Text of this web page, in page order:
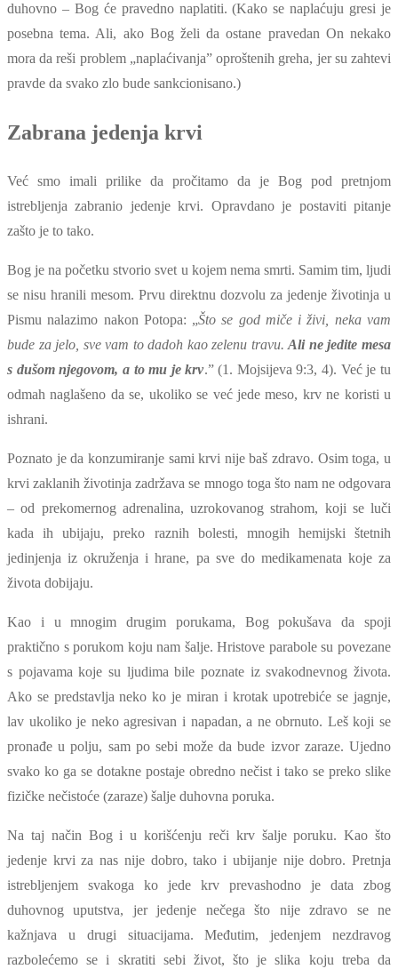
duhovno – Bog će pravedno naplatiti. (Kako se naplaćuju gresi je
posebna tema. Ali, ako Bog želi da ostane pravedan On nekako
mora da reši problem „naplaćivanja” oproštenih greha, jer su zahtevi
pravde da svako zlo bude sankcionisano.)
Zabrana jedenja krvi
Već smo imali prilike da pročitamo da je Bog pod pretnjom
istrebljenja zabranio jedenje krvi. Opravdano je postaviti pitanje
zašto je to tako.
Bog je na početku stvorio svet u kojem nema smrti. Samim tim, ljudi
se nisu hranili mesom. Prvu direktnu dozvolu za jedenje životinja u
Pismu nalazimo nakon Potopa: „Što se god miče i živi, neka vam
bude za jelo, sve vam to dadoh kao zelenu travu.Ali ne jedite mesa
s dušom njegovom, a to mu je krv.” (1. Mojsijeva 9:3, 4). Već je tu
odmah naglašeno da se, ukoliko se već jede meso, krv ne koristi u
ishrani.
Poznato je da konzumiranje sami krvi nije baš zdravo. Osim toga, u
krvi zaklanih životinja zadržava se mnogo toga što nam ne odgovara
– od prekomernog adrenalina, uzrokovanog strahom, koji se luči
kada ih ubijaju, preko raznih bolesti, mnogih hemijski štetnih
jedinjenja iz okruženja i hrane, pa sve do medikamenata koje za
života dobijaju.
Kao i u mnogim drugim porukama, Bog pokušava da spoji
praktično s porukom koju nam šalje. Hristove parabole su povezane
s pojavama koje su ljudima bile poznate iz svakodnevnog života.
Ako se predstavlja neko ko je miran i krotak upotrebiće se jagnje,
lav ukoliko je neko agresivan i napadan, a ne obrnuto. Leš koji se
pronađe u polju, sam po sebi može da bude izvor zaraze. Ujedno
svako ko ga se dotakne postaje obredno nečist i tako se preko slike
fizičke nečistoće (zaraze) šalje duhovna poruka.
Na taj način Bog i u korišćenju reči krv šalje poruku. Kao što
jedenje krvi za nas nije dobro, tako i ubijanje nije dobro. Pretnja
istrebljenjem svakoga ko jede krv prevashodno je data zbog
duhovnog uputstva, jer jedenje nečega što nije zdravo se ne
kažnjava u drugi situacijama. Međutim, jedenjem nezdravog
razbolećemo se i skratiti sebi život, što je slika koju treba da